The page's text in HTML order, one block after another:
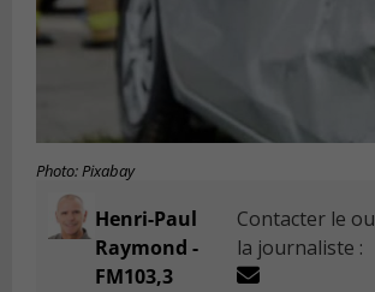
Photo: Pixabay
Henri-Paul
Raymond -
FM103,3
Contacter le ou
la journaliste :